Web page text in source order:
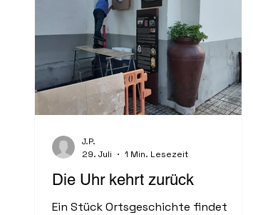
Die Uhr kehrt zurück
Ein Stück Ortsgeschichte findet
J.P.
29. Juli
1 Min. Lesezeit